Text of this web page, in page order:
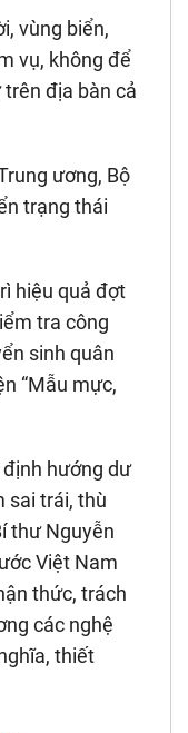
vùng biển,
vụ, không để
địa bàn cả
ương, Bộ
trạng thái
hiệu quả đợt
tra công
sinh quân
“Mẫu mực,
hướng dư
sai trái, thù
thư Nguyễn
Việt Nam
thức, trách
các nghệ
thiết